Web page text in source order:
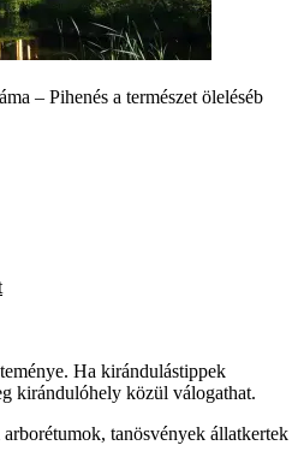
– Pihenés a természet öleléséb
Ha kirándulástippek
kirándulóhely közül válogathat.
tanösvények állatkertek